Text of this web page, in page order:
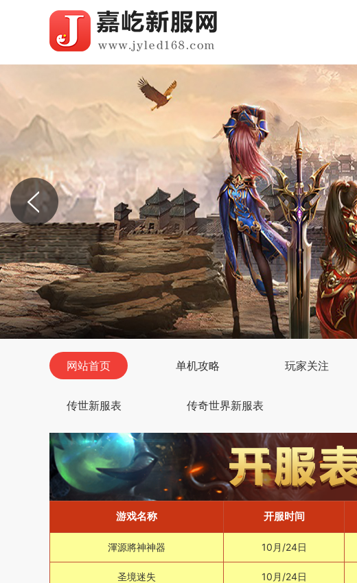
网站首页 单机攻略 玩家关注
传世新服表 传奇世界新服表
游戏名称 开服时间
渾源將神神器 10月/24日
圣境迷失 10月/24日